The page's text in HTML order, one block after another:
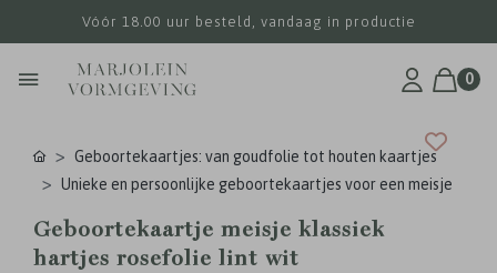
Vóór 18.00 uur besteld, vandaag in productie
0
Geboortekaartjes: van goudfolie tot houten kaartjes
Unieke en persoonlijke geboortekaartjes voor een meisje
Geboortekaartje meisje klassiek
hartjes rosefolie lint wit